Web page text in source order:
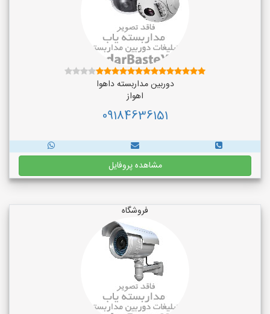
دوربین مداربسته داهوا
اهواز
09184636151
مشاهده پروفایل
فروشگاه